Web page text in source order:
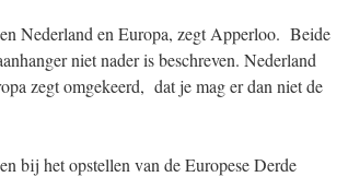
Nederland en Europa, zegt Apperloo. Beide
niet nader is beschreven. Nederland
zegt omgekeerd, dat je mag er dan niet de
bij het opstellen van de Europese Derde